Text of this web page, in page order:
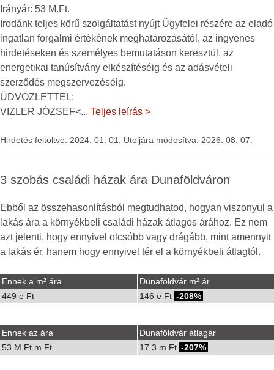
Irányár: 53 M.Ft.
Irodánk teljes körű szolgáltatást nyújt Ügyfelei részére az eladó
ingatlan forgalmi értékének meghatározásától, az ingyenes
hirdetéseken és személyes bemutatáson keresztül, az
energetikai tanúsítvány elkészítéséig és az adásvételi
szerződés megszervezéséig.
ÜDVÖZLETTEL:
VIZLER JÓZSEF<... Teljes leírás >
Hirdetés feltöltve: 2024. 01. 01. Utoljára módosítva: 2026. 08. 07.
3 szobás családi házak ára Dunaföldváron
Ebből az összehasonlításból megtudhatod, hogyan viszonyul a
lakás ára a környékbeli családi házak átlagos árához. Ez nem
azt jelenti, hogy ennyivel olcsóbb vagy drágább, mint amennyit
a lakás ér, hanem hogy ennyivel tér el a környékbeli átlagtól.
Ennek a m² ára
Dunaföldvár m² ár
449 e Ft
146 e Ft -208%
Ennek az ára
Dunaföldvár átlagár
53 M Ft m Ft
17.3 m Ft -207%